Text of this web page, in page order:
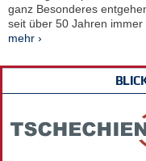
ganz Besonderes
seit über 50 Jahren immer
mehr ›